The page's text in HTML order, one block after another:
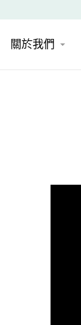
關於我們